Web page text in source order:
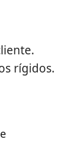
rígidos.